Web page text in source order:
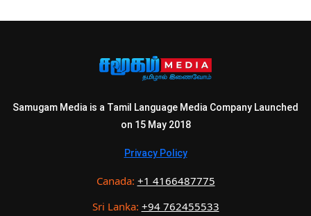
Samugam Media is a Tamil Language Media Company Launched
on 15 May 2018
Privacy Policy
Canada: +1 4166487775
Sri Lanka: +94 762455533